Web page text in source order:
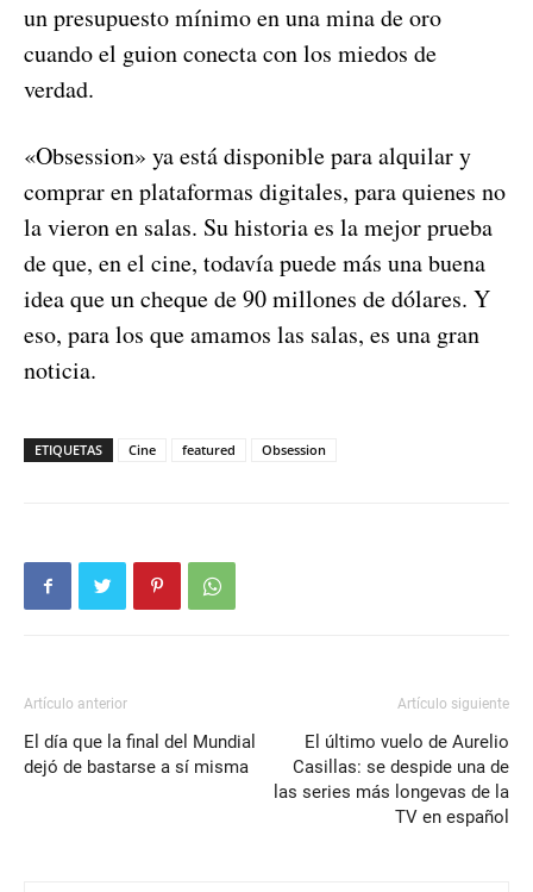
un presupuesto mínimo en una mina de oro
cuando el guion conecta con los miedos de
verdad.
«Obsession» ya está disponible para alquilar y
comprar en plataformas digitales, para quienes no
la vieron en salas. Su historia es la mejor prueba
de que, en el cine, todavía puede más una buena
idea que un cheque de 90 millones de dólares. Y
eso, para los que amamos las salas, es una gran
noticia.
ETIQUETAS Cine featured Obsession
Artículo anterior
El día que la final del Mundial
dejó de bastarse a sí misma
Artículo siguiente
El último vuelo de Aurelio
Casillas: se despide una de
las series más longevas de la
TV en español